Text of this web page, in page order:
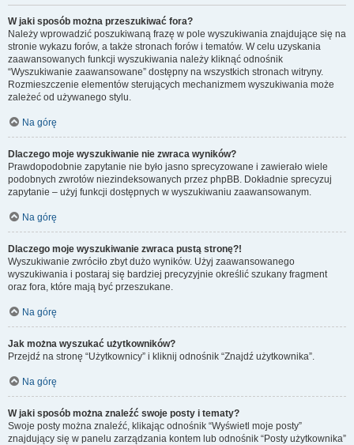
W jaki sposób można przeszukiwać fora?
Należy wprowadzić poszukiwaną frazę w pole wyszukiwania znajdujące się na
stronie wykazu forów, a także stronach forów i tematów. W celu uzyskania
zaawansowanych funkcji wyszukiwania należy kliknąć odnośnik
“Wyszukiwanie zaawansowane” dostępny na wszystkich stronach witryny.
Rozmieszczenie elementów sterujących mechanizmem wyszukiwania może
zależeć od używanego stylu.
Na górę
Dlaczego moje wyszukiwanie nie zwraca wyników?
Prawdopodobnie zapytanie nie było jasno sprecyzowane i zawierało wiele
podobnych zwrotów niezindeksowanych przez phpBB. Dokładnie sprecyzuj
zapytanie – użyj funkcji dostępnych w wyszukiwaniu zaawansowanym.
Na górę
Dlaczego moje wyszukiwanie zwraca pustą stronę?!
Wyszukiwanie zwróciło zbyt dużo wyników. Użyj zaawansowanego
wyszukiwania i postaraj się bardziej precyzyjnie określić szukany fragment
oraz fora, które mają być przeszukane.
Na górę
Jak można wyszukać użytkowników?
Przejdź na stronę “Użytkownicy” i kliknij odnośnik “Znajdź użytkownika”.
Na górę
W jaki sposób można znaleźć swoje posty i tematy?
Swoje posty można znaleźć, klikając odnośnik “Wyświetl moje posty”
znajdujący się w panelu zarządzania kontem lub odnośnik “Posty użytkownika”